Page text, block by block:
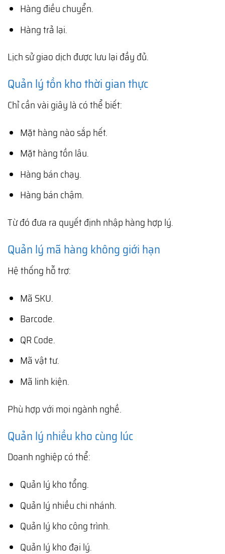
Hàng điều chuyển.
Hàng trả lại.
Lịch sử giao dịch được lưu lại đầy đủ.
Quản lý tồn kho thời gian thực
Chỉ cần vài giây là có thể biết:
Mặt hàng nào sắp hết.
Mặt hàng tồn lâu.
Hàng bán chạy.
Hàng bán chậm.
Từ đó đưa ra quyết định nhập hàng hợp lý.
Quản lý mã hàng không giới hạn
Hệ thống hỗ trợ:
Mã SKU.
Barcode.
QR Code.
Mã vật tư.
Mã linh kiện.
Phù hợp với mọi ngành nghề.
Quản lý nhiều kho cùng lúc
Doanh nghiệp có thể:
Quản lý kho tổng.
Quản lý nhiều chi nhánh.
Quản lý kho công trình.
Quản lý kho đại lý.